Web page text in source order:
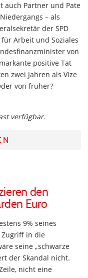
auch Partner und Pate
– als
der SPD
Arbeit und Soziales
von
positive Tat
zwei Jahren als Vize
von früher?
verfügbar.
den
Euro
9% seines
Zugriff in die
seine „schwarze
der Skandal nicht.
nicht eine